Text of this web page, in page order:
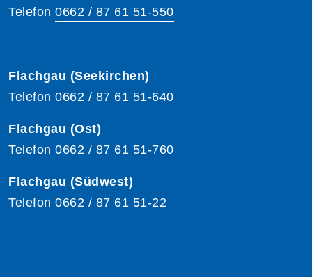
Telefon 0662 / 87 61 51-550
Flachgau (Seekirchen)
Telefon 0662 / 87 61 51-640
Flachgau (Ost)
Telefon 0662 / 87 61 51-760
Flachgau (Südwest)
Telefon 0662 / 87 61 51-22